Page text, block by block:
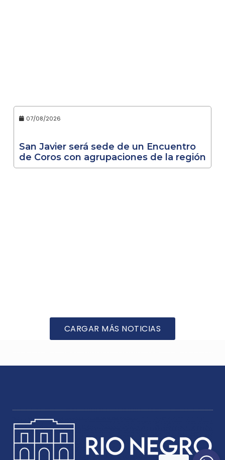
07/08/2026
San Javier será sede de un Encuentro
de Coros con agrupaciones de la región
CARGAR MÁS NOTICIAS